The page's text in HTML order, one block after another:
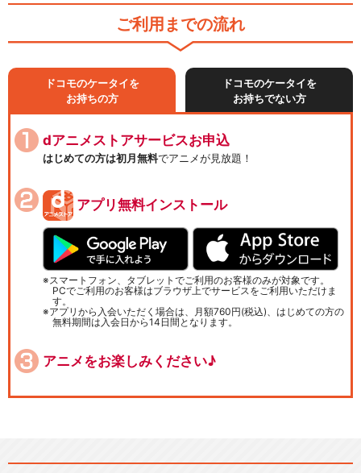
ご利用までの流れ
ドコモのケータイを
お持ちの方
ドコモのケータイを
お持ちでない方
dアニメストアサービスお申込
はじめての方は初月無料でアニメが見放題！
アプリ無料インストール
スマートフォン、タブレットでご利用のお客様のみが対象です。
PCでご利用のお客様はブラウザ上でサービスをご利用いただけま
す。
アプリから入会いただく場合は、月額760円(税込)、はじめての方の
無料期間は入会日から14日間となります。
アニメをお楽しみください♪